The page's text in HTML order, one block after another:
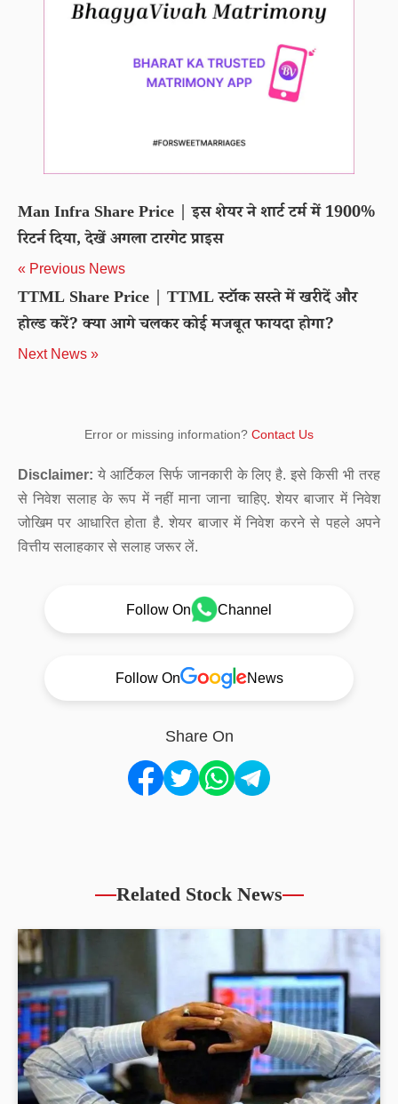
Man Infra Share Price | इस शेयर ने शार्ट टर्म में 1900%
रिटर्न दिया, देखें अगला टारगेट प्राइस
« Previous News
TTML Share Price | TTML स्टॉक सस्ते में खरीदें और
होल्ड करें? क्या आगे चलकर कोई मजबूत फायदा होगा?
Next News »
Error or missing information? Contact Us
Disclaimer: ये आर्टिकल सिर्फ जानकारी के लिए है. इसे किसी भी तरह
से निवेश सलाह के रूप में नहीं माना जाना चाहिए. शेयर बाजार में निवेश
जोखिम पर आधारित होता है. शेयर बाजार में निवेश करने से पहले अपने
वित्तीय सलाहकार से सलाह जरूर लें.
Follow On Channel
Follow On News
Share On
Related Stock News